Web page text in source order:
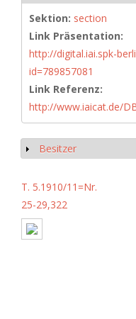
Sektion: section
Link Präsentation:
http://digital.iai.spk-
id=789857081
Link Referenz:
http://www.iaicat.de/
Anzeigen
Besitzer
T. 5.1910/11=Nr.
25-29,322